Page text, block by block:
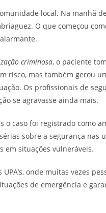
local. Na manhã
O que começou
criminosa, o paciente
risco, mas também gerou
Os profissionais de
se agravasse ainda mais.
caso foi registrado como
sobre a segurança nas
em situações vulneráveis.
onde muitas vezes
de emergência e